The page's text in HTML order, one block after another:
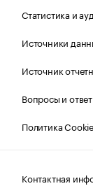
Статистика и
Источники
Источник
Вопросы и
Политика
Контактная